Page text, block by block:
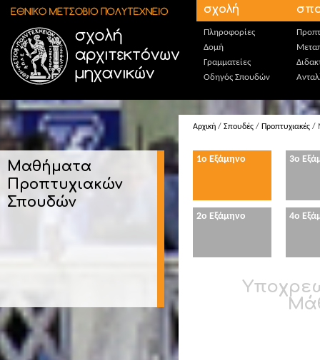
Παράκαμψη προς το κυρίως περιεχόμενο σχολή
Πληροφορίες
Δομή
Γραμματείες
Οδηγός Σπουδών
Μαθήματα
Προπτυχιακών
Σπουδών
Αρχική / Σπουδές / Προπτυχιακές /
1ο Εξάμηνο 3o
2o Εξάμηνο 4o